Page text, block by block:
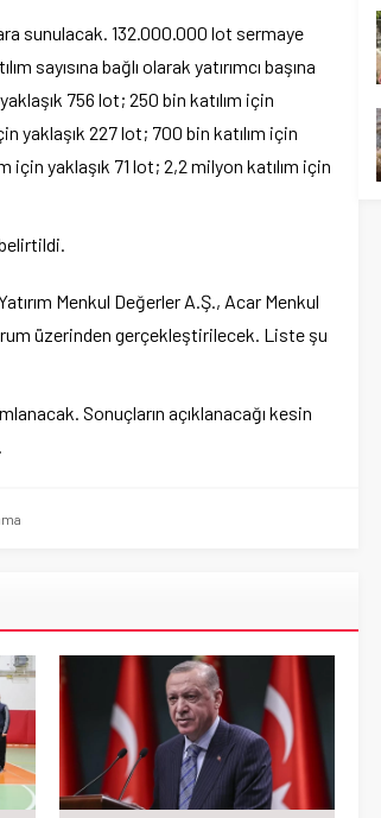
sunulacak. 132.000.000 lot sermaye
sayısına bağlı olarak yatırımcı başına
756 lot; 250 bin katılım için
yaklaşık 227 lot; 700 bin katılım için
için yaklaşık 71 lot; 2,2 milyon katılım için
belirtildi.
Menkul Değerler A.Ş., Acar Menkul
üzerinden gerçekleştirilecek. Liste şu
Sonuçların açıklanacağı kesin